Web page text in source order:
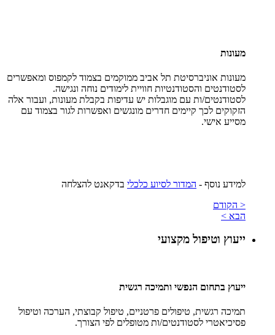
מעונות
מעונות אוניברסיטת תל אביב ממוקמים בצמוד לקמפוס ומאפשרים
לסטודנטים והסטודנטיות חוויית לימודים נוחה ונגישה.
לסטודנטים/ות עם מוגבלות יש עדיפות בקבלת מעונות, ועבור אלה
הזקוקים לכך קיימים חדרים מונגשים ואפשרות לגור בצמוד עם
מסייע אישי.
למידע נוסף - המדור לסיוע כלכלי בדקאנט להצלחה
< הקודם
הבא >
ייעוץ וטיפול מקצועי
ייעוץ בתחום הנפשי ותמיכה רגשית
תמיכה רגשית, טיפולים פרטניים, טיפול קבוצתי, הערכה וטיפול
פסיכיאטרי לסטודנטים/ות מטופלים לפי הצורך.